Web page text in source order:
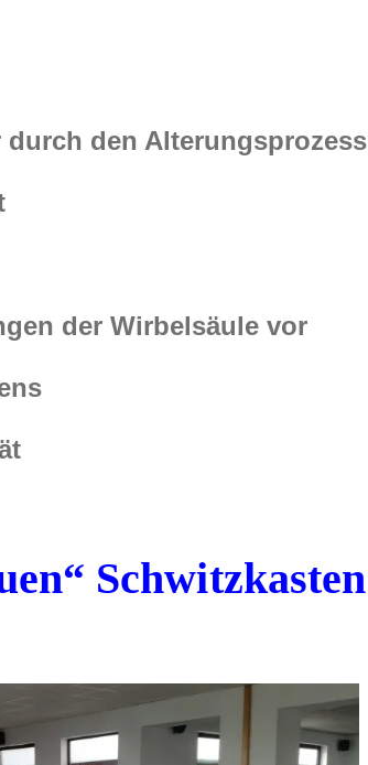
den Alterungsprozess
der Wirbelsäule vor
Schwitzkasten